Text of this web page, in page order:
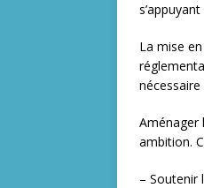
La mise
nécessaire
Aménager
ambition.
– Soutenir